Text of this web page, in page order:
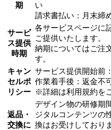
期
い
請求書払い：月末締
サービ
ス提供
時期
各サービスページに
ご提供いたします。
納期についてはご注
す。
キャン
セルポ
リシー
サービス提供開始前
作業着手後：返金不
※詳細は利用規約を
返品・
交換に
デザイン物の研修期
ジタルコンテンツの
換はお受けしており